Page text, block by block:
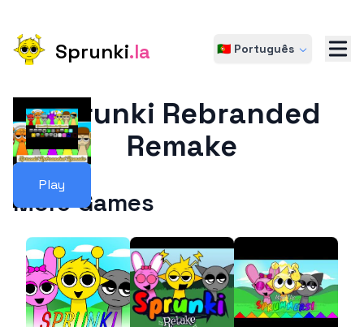
Sprunki.la 🇵🇹 Português
Play
Sprunki Rebranded
Remake
More Games